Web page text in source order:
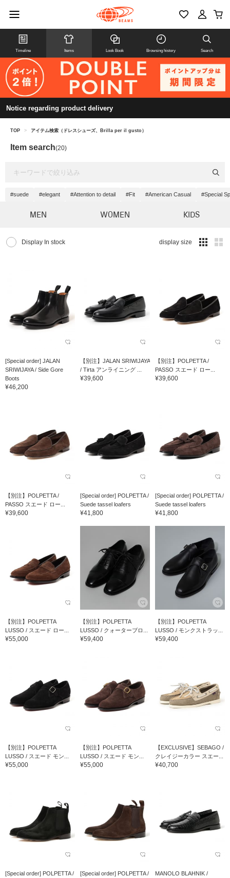
Timeline Items Look Book Browsing history Search
Notice regarding product delivery
TOP > アイテム検索（ドレスシューズ、Brilla per il gusto）
Item search(20)
#suede #elegant #Attention to detail #Fit #American Casual #Special
MEN WOMEN KIDS
Display In stock display size
[Special order] JALAN
SRIWIJAYA / Side Gore
Boots
¥46,200
【別注】JALAN SRIWIJAYA
/ Tirta アンライニング ...
¥39,600
【別注】POLPETTA /
PASSO スエード ロー...
¥39,600
【別注】POLPETTA /
PASSO スエード ロー...
¥39,600
[Special order] POLPETTA /
Suede tassel loafers
¥41,800
[Special order] POLPETTA /
Suede tassel loafers
¥41,800
【別注】POLPETTA
LUSSO / スエード ロー...
¥55,000
【別注】POLPETTA
LUSSO / クォーターブロ...
¥59,400
【別注】POLPETTA
LUSSO / モンクストラッ...
¥59,400
【別注】POLPETTA
LUSSO / スエード モン...
¥55,000
【別注】POLPETTA
LUSSO / スエード モン...
¥55,000
【EXCLUSIVE】SEBAGO /
クレイジーカラー スエー...
¥40,700
[Special order] POLPETTA /
[Special order] POLPETTA /
MANOLO BLAHNIK /